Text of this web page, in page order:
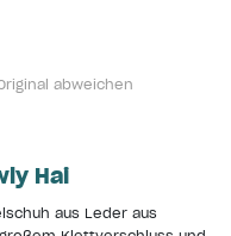
abweichen
Hai
aus Leder aus